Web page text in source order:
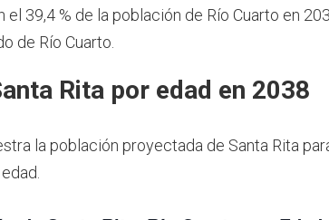
el 39,4 % de la población de Río Cuarto en
de Río Cuarto.
Rita por edad en 2038
la población proyectada de Santa Rita